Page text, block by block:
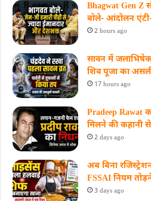
Bhagwat Gen Z
बोले- आंदोलन
2 hours ago
सावन में
शिव पूजा का
17 hours ago
Pradeep Rawat
मिलने की कहानी
2 days ago
अब बिना
FSSAI नियम
3 days ago